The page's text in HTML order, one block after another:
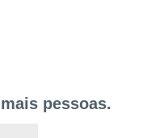
pessoas.